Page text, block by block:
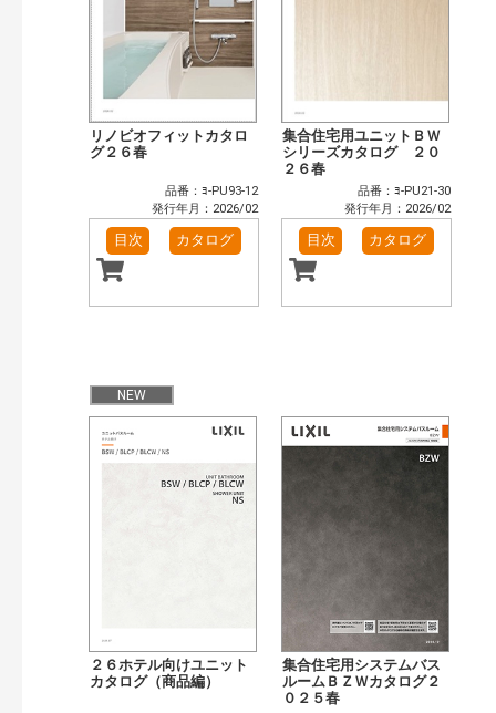
リノビオフィットカタロ
グ２６春
品番：ﾖ-PU93-12
発行年月：2026/02
目次 カタログ
集合住宅用ユニットＢＷ
シリーズカタログ ２０
２６春
品番：ﾖ-PU21-30
発行年月：2026/02
目次 カタログ
NEW
２６ホテル向けユニット
カタログ（商品編）
集合住宅用システムバス
ルームＢＺＷカタログ２
０２５春